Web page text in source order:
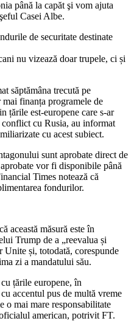
până la capăt şi vom ajuta
Casei Albe.
de securitate destinate
nu vizează doar trupele, ci și
săptămâna trecută pe
finanța programele de
țările est-europene care s-ar
cu Rusia, au informat
cu acest subiect.
sunt aprobate direct de
vor fi disponibile până
Times notează că
fondurilor.
această măsură este în
Trump de a „reevalua și
Unite și, totodată, corespunde
zi a mandatului său.
țările europene, în
accentul pus de multă vreme
o mai mare responsabilitate
american, potrivit FT.